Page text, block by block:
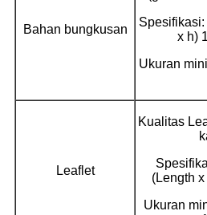
Bahan bungkusan
x h)
Ukuran
Leaflet
Kualitas
(Length
Ukuran